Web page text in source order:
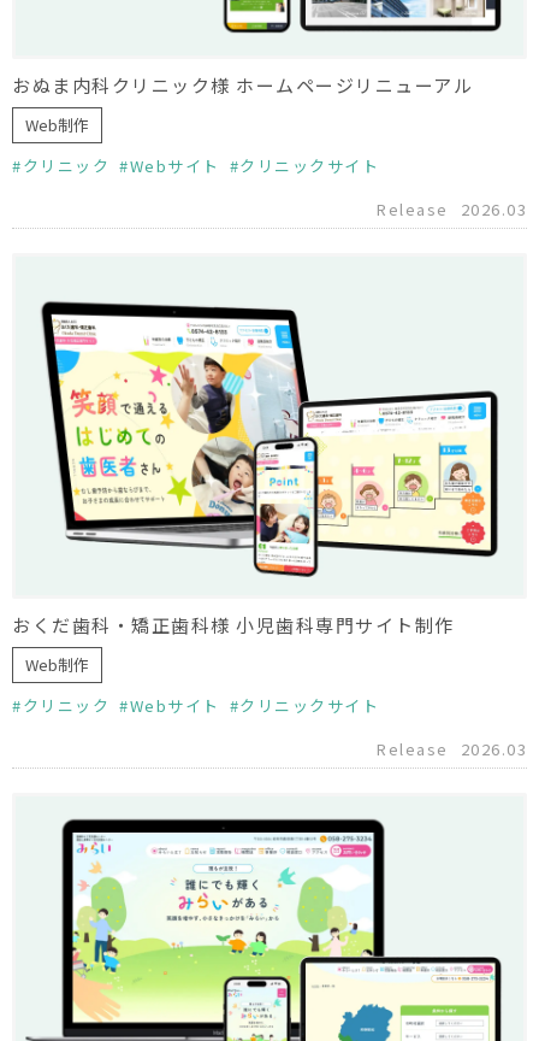
おぬま内科クリニック様 ホームページリニューアル
Web制作
クリニック
Webサイト
クリニックサイト
Release
2026.03
おくだ歯科・矯正歯科様 小児歯科専門サイト制作
Web制作
クリニック
Webサイト
クリニックサイト
Release
2026.03